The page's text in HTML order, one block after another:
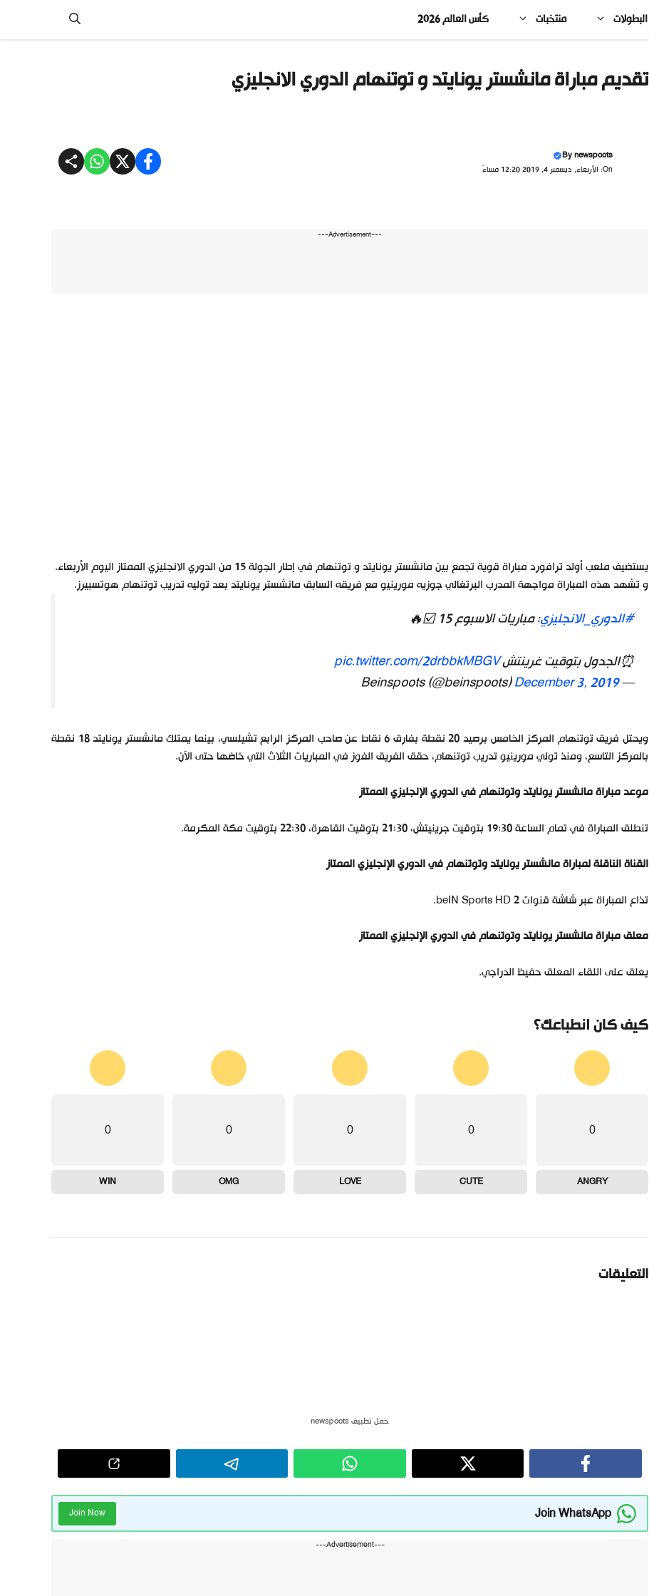
البطولات منتخبات كأس العالم 2026
تقديم مباراة مانشستر يونايتد و توتنهام الدوري الانجليزي
Bynewspoots
On: الأربعاء, ديسمبر 4, 2019 12:20 مساءً
---Advertisement---
يستضيف ملعب أولد ترافورد مباراة قوية تجمع بين مانشستر يونايتد و توتنهام في إطار الجولة 15 من الدوري الانجليزي الممتاز اليوم الأربعاء.
و تشهد هذه المباراة مواجهة المدرب البرتغالي جوزيه مورينيو مع فريقه السابق مانشستر يونايتد بعد توليه تدريب توتنهام هوتسبيرز.
#الدوري_الانجليزي: مباريات الاسبوع 15 ☑️🔥
⏰الجدول بتوقيت غرينتشpic.twitter.com/2drbbkMBGV
— Beinspoots (@beinspoots)
December 3, 2019
ويحتل فريق توتنهام المركز الخامس برصيد 20 نقطة بفارق 6 نقاط عن صاحب المركز الرابع تشيلسي، بينما يمتلك مانشستر يونايتد 18 نقطة
بالمركز التاسع، ومنذ تولي مورينيو تدريب توتنهام، حقق الفريق الفوز في المباريات الثلاث التي خاضها حتى الآن.
موعد مباراة مانشستر يونايتد وتوتنهام في الدوري الإنجليزي الممتاز
تنطلق المباراة في تمام الساعة 19:30 بتوقيت جرينيتش، 21:30 بتوقيت القاهرة، 22:30 بتوقيت مكة المكرمة.
القناة الناقلة لمباراة مانشستر يونايتد وتوتنهام في الدوري الإنجليزي الممتاز
تذاع المباراة عبر شاشة قنوات beIN Sports HD 2.
معلق مباراة مانشستر يونايتد وتوتنهام في الدوري الإنجليزي الممتاز
يعلق على اللقاء المعلق حفيظ الدراجي.
كيف كان انطباعك؟
0
ANGRY
0
CUTE
0
LOVE
0
OMG
0
WIN
التعليقات
حمل تطبيق newspoots
Join WhatsApp
Join Now
---Advertisement---